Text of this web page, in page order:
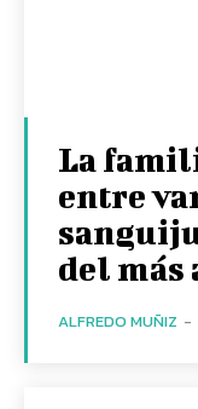
La
entre
del más
ALFREDO MUÑIZ -